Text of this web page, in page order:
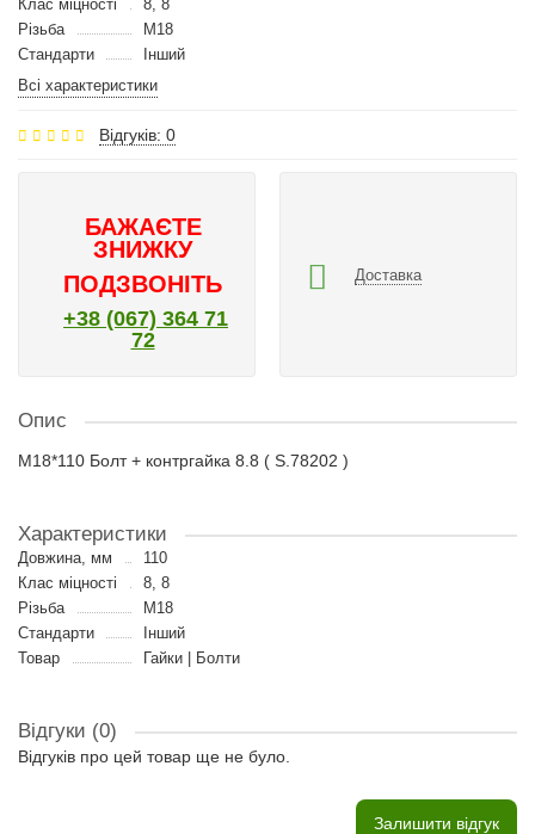
Клас міцності
8, 8
Різьба
M18
Стандарти
Інший
Всі характеристики
Відгуків: 0
БАЖАЄТЕ
ЗНИЖКУ
ПОДЗВОНІТЬ
+38 (067) 364 71
72
Доставка
Опис
M18*110 Болт + контргайка 8.8 ( S.78202 )
Характеристики
Довжина, мм
110
Клас міцності
8, 8
Різьба
M18
Стандарти
Інший
Товар
Гайки | Болти
Відгуки (0)
Відгуків про цей товар ще не було.
Залишити відгук